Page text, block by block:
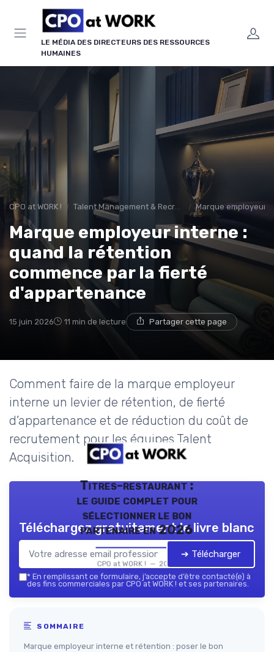
LE MÉDIA DES DIRECTEURS DES RESSOURCES
HUMAINES
CPO at WORK ! Talent Management & Recrutement Marque employeur
Marque employeur interne :
quand la rétention
commence par la fierté
d'appartenance
15 juin 2026 11 min de lecture Partager cette page
Comment faire de la marque employeur
interne un levier de rétention, de fierté
d’appartenance et de réduction du coût de
recrutement pour les équipes Talent
Acquisition.
Titres-restaurant :
le guide complet pour
sélectionner le bon
partenaire en 2026
CPO at WORK ! — 2026
Téléchargez gratuitement le livre blanc
➔ Télécharger
* En remplissant ce formulaire, j’accepte d’être contacté(e) à
des fins commerciales par CPO at WORK ! et ses partenaires.
SOMMAIRE
Marque employeur interne et rétention : poser le bon
Panneau de gestion des cookies